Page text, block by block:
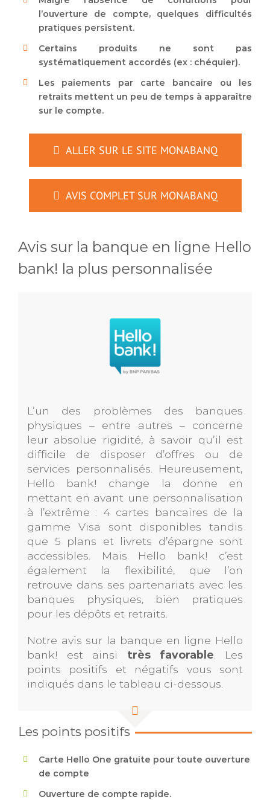
l’ouverture de compte, quelques difficultés
pratiques persistent.
Certains produits ne sont pas
systématiquement accordés (ex : chéquier).
Les paiements par carte bancaire ou les
retraits mettent un peu de temps à apparaître
sur le compte.
ALLER SUR LE SITE MONABANQ
AVIS COMPLET SUR MONABANQ
Avis sur la banque en ligne Hello
bank! la plus personnalisée
L’un des problèmes des banques
physiques – entre autres – concerne
leur absolue rigidité, à savoir qu’il est
difficile de disposer d’offres ou de
services personnalisés. Heureusement,
Hello bank! change la donne en
mettant en avant une personnalisation
à l’extrême : 4 cartes bancaires de la
gamme Visa sont disponibles tandis
que 5 plans et livrets d’épargne sont
accessibles. Mais Hello bank! c’est
également la flexibilité, que l’on
retrouve dans ses partenariats avec les
banques physiques, bien pratiques
pour les dépôts et retraits.
Notre avis sur la banque en ligne Hello
bank! est ainsi très favorable . Les
points positifs et négatifs vous sont
indiqués dans le tableau ci-dessous.
Les points positifs
Carte Hello One gratuite pour toute ouverture
de compte
Ouverture de compte rapide.